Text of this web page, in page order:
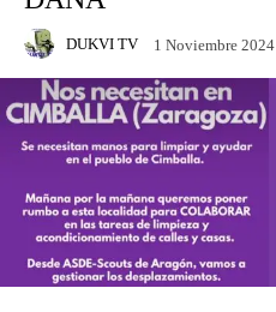
DUKVI TV 1 Noviembre 2024